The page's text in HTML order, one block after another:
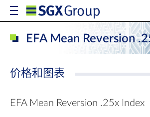
EFA Mean Reversion
价格和图表
EFA Mean Reversion .25x Index